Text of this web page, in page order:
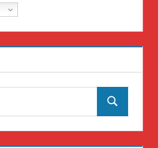
Suchen